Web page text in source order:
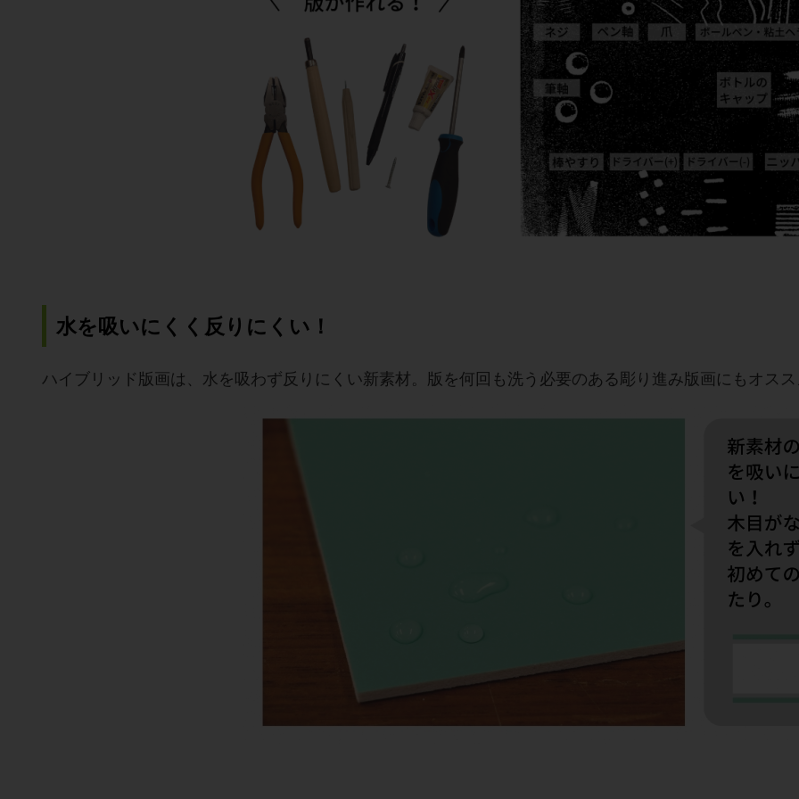
水を吸いにくく反りにくい！
ハイブリッド版画は、水を吸わず反りにくい新素材。版を何回も洗う必要のある彫り進み版画にもオス